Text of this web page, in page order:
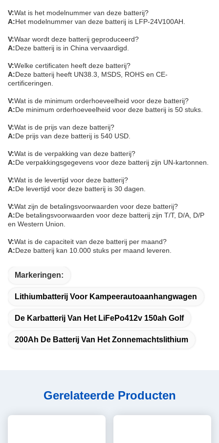
V:Wat is het modelnummer van deze batterij?
A:Het modelnummer van deze batterij is LFP-24V100AH.
V:Waar wordt deze batterij geproduceerd?
A:Deze batterij is in China vervaardigd.
V:Welke certificaten heeft deze batterij?
A:Deze batterij heeft UN38.3, MSDS, ROHS en CE-
certificeringen.
V:Wat is de minimum orderhoeveelheid voor deze batterij?
A:De minimum orderhoeveelheid voor deze batterij is 50 stuks.
V:Wat is de prijs van deze batterij?
A:De prijs van deze batterij is 540 USD.
V:Wat is de verpakking van deze batterij?
A:De verpakkingsgegevens voor deze batterij zijn UN-kartonnen.
V:Wat is de levertijd voor deze batterij?
A:De levertijd voor deze batterij is 30 dagen.
V:Wat zijn de betalingsvoorwaarden voor deze batterij?
A:De betalingsvoorwaarden voor deze batterij zijn T/T, D/A, D/P
en Western Union.
V:Wat is de capaciteit van deze batterij per maand?
A:Deze batterij kan 10.000 stuks per maand leveren.
Markeringen:
Lithiumbatterij Voor Kampeerautoaanhangwagen
De Karbatterij Van Het LiFePo412v 150ah Golf
200Ah De Batterij Van Het Zonnemachtslithium
Gerelateerde Producten